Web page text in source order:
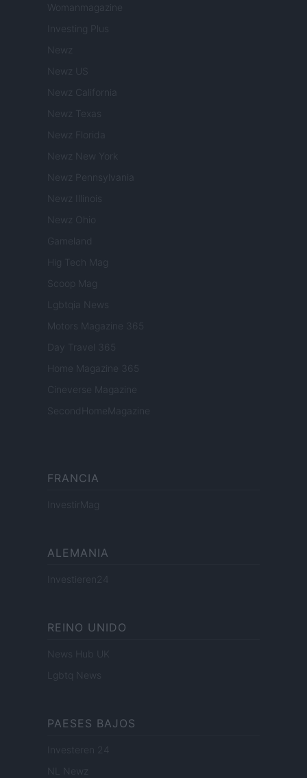
Womanmagazine
Investing Plus
Newz
Newz US
Newz California
Newz Texas
Newz Florida
Newz New York
Newz Pennsylvania
Newz Illinois
Newz Ohio
Gameland
Hig Tech Mag
Scoop Mag
Lgbtqia News
Motors Magazine 365
Day Travel 365
Home Magazine 365
Cineverse Magazine
SecondHomeMagazine
FRANCIA
InvestirMag
ALEMANIA
Investieren24
REINO UNIDO
News Hub UK
Lgbtq News
PAESES BAJOS
Investeren 24
NL Newz